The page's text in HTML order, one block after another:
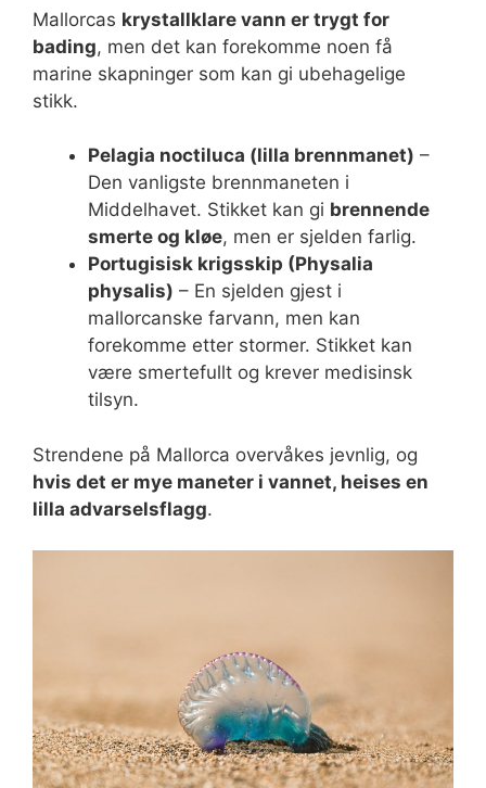
Mallorcas krystallklare vann er trygt for
bading, men det kan forekomme noen få
marine skapninger som kan gi ubehagelige
stikk.
Pelagia noctiluca (lilla brennmanet) –
Den vanligste brennmaneten i
Middelhavet. Stikket kan gi brennende
smerte og kløe, men er sjelden farlig.
Portugisisk krigsskip (Physalia
physalis) – En sjelden gjest i
mallorcanske farvann, men kan
forekomme etter stormer. Stikket kan
være smertefullt og krever medisinsk
tilsyn.
Strendene på Mallorca overvåkes jevnlig, og
hvis det er mye maneter i vannet, heises en
lilla advarselsflagg.